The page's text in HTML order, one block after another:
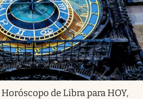
Horóscopo de Libra para HOY,